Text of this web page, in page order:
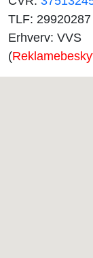
TLF: 29920287
Erhverv: VVS
(